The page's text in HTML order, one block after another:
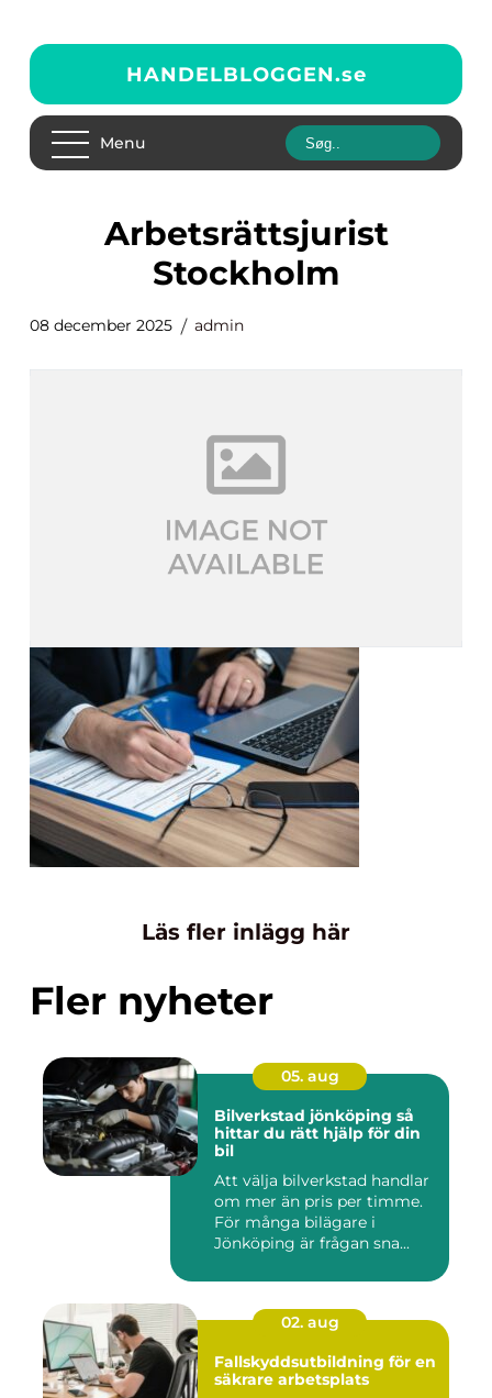
HANDELBLOGGEN.se
Menu
arbetsrättsjurist
Stockholm
08 december 2025 admin
Läs fler inlägg här
Fler nyheter
05. aug
Bilverkstad jönköping så
hittar du rätt hjälp för din
bil
Att välja bilverkstad handlar
om mer än pris per timme.
För många bilägare i
Jönköping är frågan sna...
02. aug
Fallskyddsutbildning för en
säkrare arbetsplats